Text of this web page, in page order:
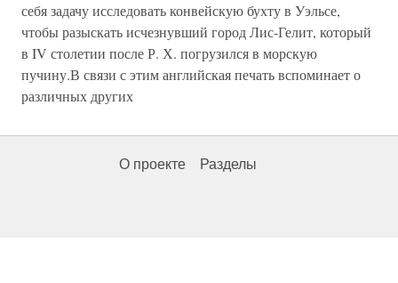
себя задачу исследовать конвейскую бухту в Уэльсе,
чтобы разыскать исчезнувший город Лис-Гелит, который
в IV столетии после Р. Х. погрузился в морскую
пучину.В связи с этим английская печать вспоминает о
различных других
О проекте Разделы